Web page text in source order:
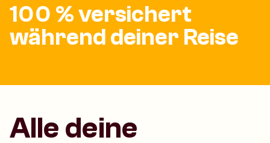
100 % versichert
während deiner Reise
Alle deine